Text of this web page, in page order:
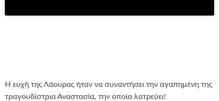
Η ευχή της Λάουρας ήταν να συναντήσει την αγαπημένη της
τραγουδίστρια Αναστασία, την οποία λατρεύει!